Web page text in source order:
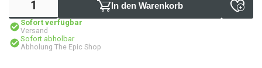
In den Warenkorb
Sofort verfügbar
Versand
Sofort abholbar
Abholung The Epic Shop